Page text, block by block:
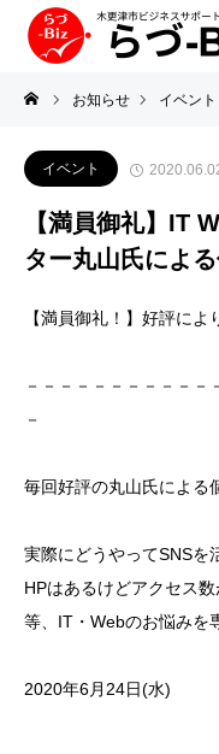
お知らせ イベント
イベント
【満員御礼】IT
ター丸山氏によ
【満員御礼！】好評によ
－－－－－－－－－－－
－
毎回好評の丸山氏による
実際にどうやってSNSを
HPはあるけどアクセス数
等、IT・Webのお悩みを
2020年6月24日(水)